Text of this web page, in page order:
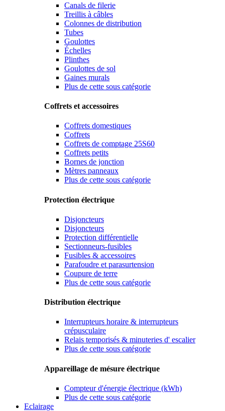
Canals de filerie
Treillis à câbles
Colonnes de distribution
Tubes
Goulottes
Échelles
Plinthes
Goulottes de sol
Gaines murals
Plus de cette sous catégorie
Coffrets et accessoires
Coffrets domestiques
Coffrets
Coffrets de comptage 25S60
Coffrets petits
Bornes de jonction
Mètres panneaux
Plus de cette sous catégorie
Protection électrique
Disjoncteurs
Disjoncteurs
Protection différentielle
Sectionneurs-fusibles
Fusibles & accessoires
Parafoudre et parasurtension
Coupure de terre
Plus de cette sous catégorie
Distribution électrique
Interrupteurs horaire & interrupteurs
crépusculaire
Relais temporisés & minuteries d' escalier
Plus de cette sous catégorie
Appareillage de mésure électrique
Compteur d'énergie électrique (kWh)
Plus de cette sous catégorie
Eclairage